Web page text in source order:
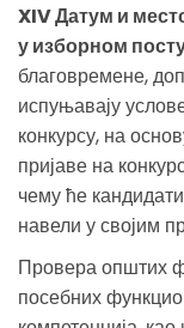
XIV Датум и
у изборном
благовремене,
испуњавају
конкурсу, на
пријаве на
чему ће
навели у својим
Провера општих
посебних